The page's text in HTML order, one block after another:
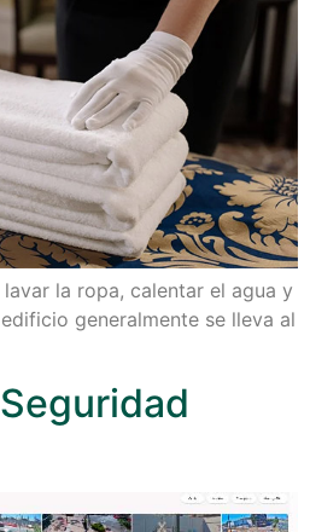
la ropa, calentar el agua y
generalmente se lleva al